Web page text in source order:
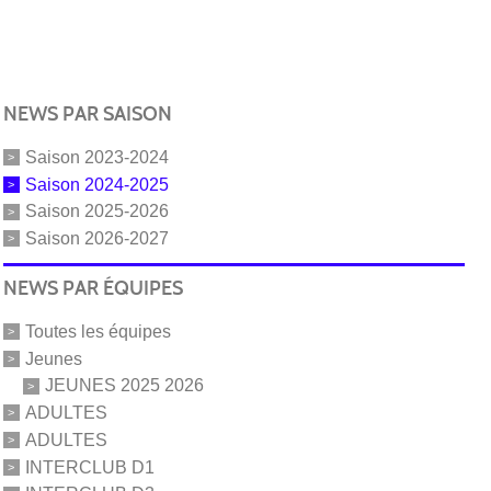
NEWS PAR SAISON
Saison 2023-2024
Saison 2024-2025
Saison 2025-2026
Saison 2026-2027
NEWS PAR ÉQUIPES
Toutes les équipes
Jeunes
JEUNES 2025 2026
ADULTES
ADULTES
INTERCLUB D1